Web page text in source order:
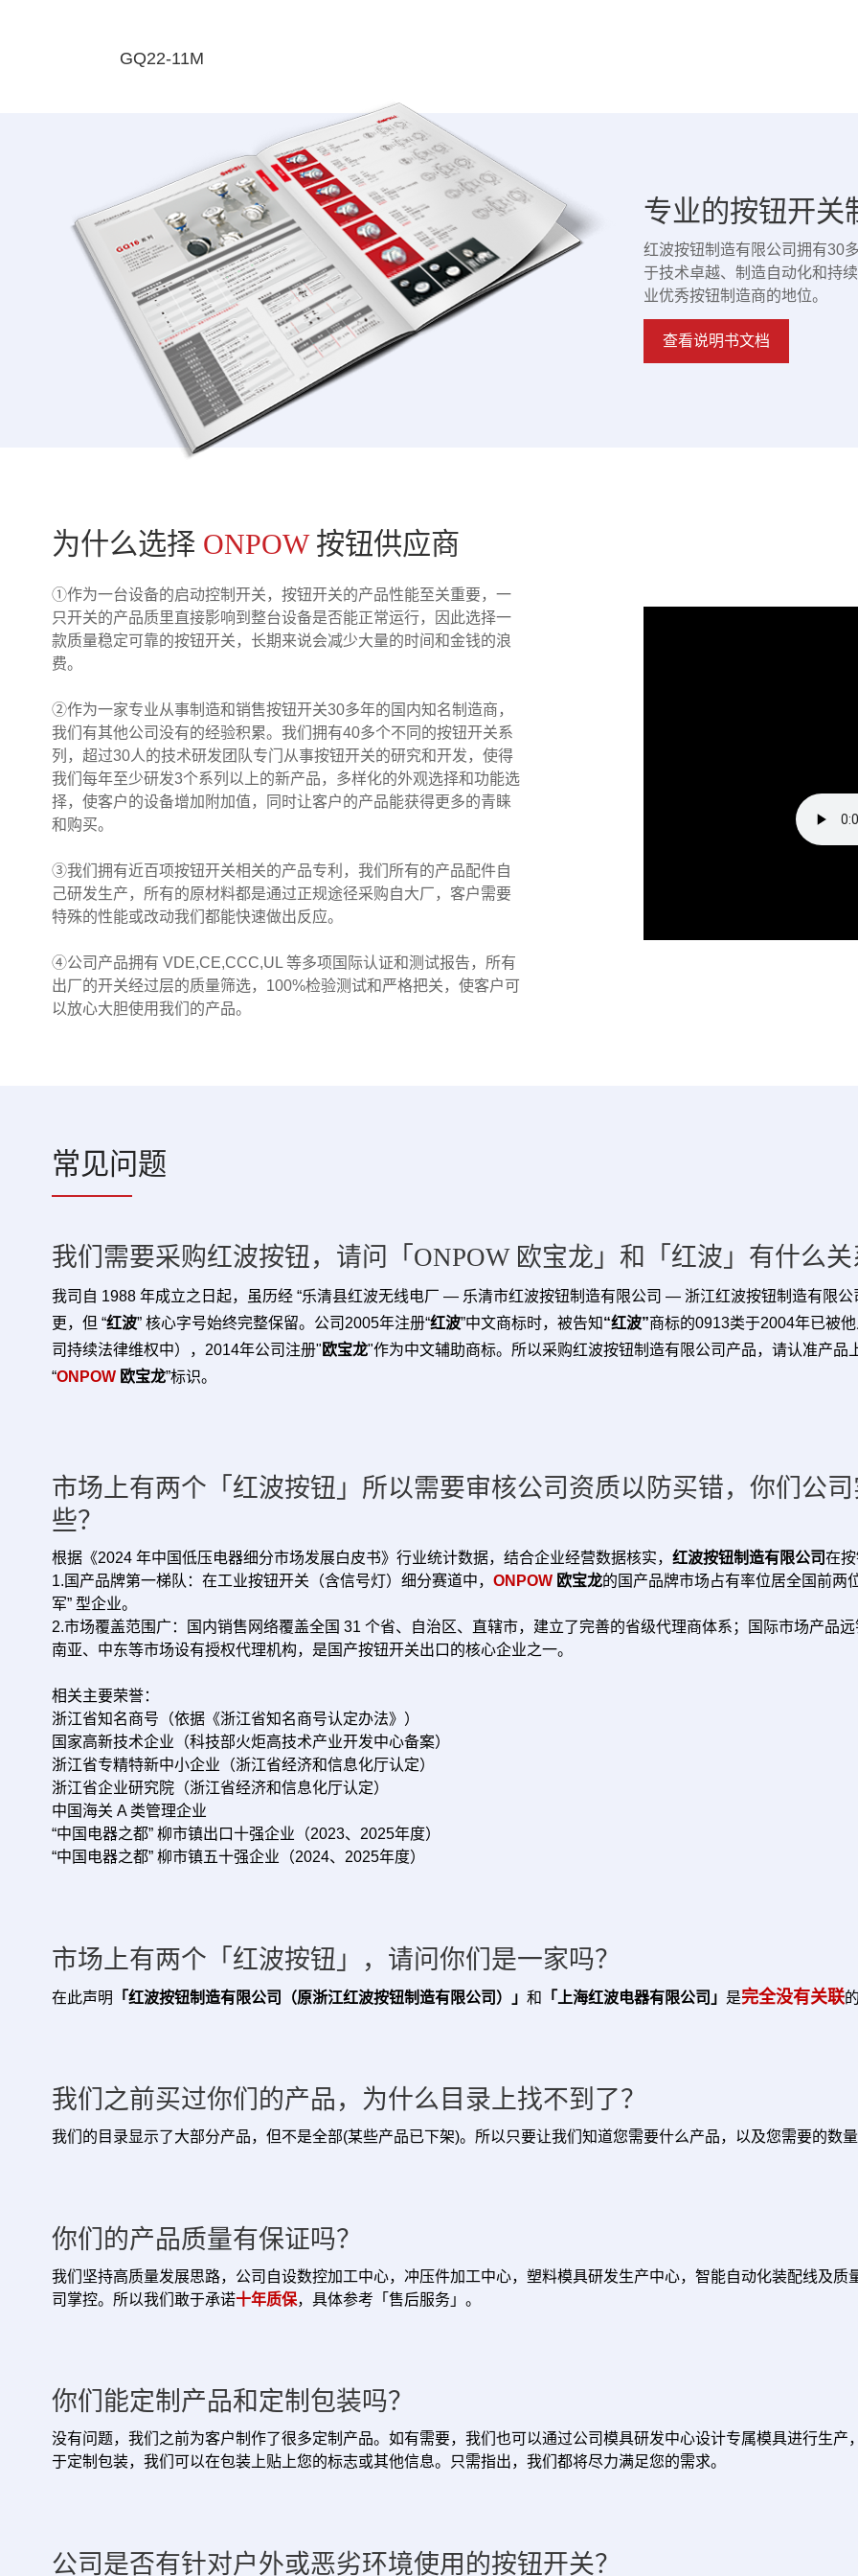
GQ22-11M
专业的按钮开关
红波按钮制造有限公司拥有30
于技术卓越、制造自动化和持
业优秀按钮制造商的地位。
查看说明书文档
为什么选择 ONPOW按钮供应商
①作为一台设备的启动控制开关，按钮开关的产品性能至关重要，一
只开关的产品质里直接影响到整台设备是否能正常运行，因此选择一
款质量稳定可靠的按钮开关，长期来说会减少大量的时间和金钱的浪
费。
②作为一家专业从事制造和销售按钮开关30多年的国内知名制造商，
我们有其他公司没有的经验积累。我们拥有40多个不同的按钮开关系
列，超过30人的技术研发团队专门从事按钮开关的研究和开发，使得
我们每年至少研发3个系列以上的新产品，多样化的外观选择和功能选
择，使客户的设备增加附加值，同时让客户的产品能获得更多的青睐
和购买。
③我们拥有近百项按钮开关相关的产品专利，我们所有的产品配件自
己研发生产，所有的原材料都是通过正规途径采购自大厂，客户需要
特殊的性能或改动我们都能快速做出反应。
④公司产品拥有 VDE,CE,CCC,UL 等多项国际认证和测试报告，所有
出厂的开关经过层的质量筛选，100%检验测试和严格把关，使客户可
以放心大胆使用我们的产品。
常见问题
我们需要采购红波按钮，请问「ONPOW 欧宝龙」和「红波」有什么
我司自 1988 年成立之日起，虽历经 “乐清县红波无线电厂 — 乐清市红波按钮制造有限公司 — 浙江红波按钮制造有限
更，但 “红波” 核心字号始终完整保留。公司2005年注册“红波”中文商标时，被告知“红波”商标的0913类于2004年已被
司持续法律维权中）， 2014年公司注册" 欧宝龙"作为中文辅助商标。所以采购红波按钮制造有限公司产品，请认准产品
“ONPOW欧宝龙”标识。
市场上有两个「红波按钮」所以需要审核公司资质以防买错，你们公
些？
根据《2024 年中国低压电器细分市场发展白皮书》行业统计数据，结合企业经营数据核实， 红波按钮制造有限公司在
1.国产品牌第一梯队：在工业按钮开关（含信号灯）细分赛道中， ONPOW 欧宝龙的国产品牌市场占有率位居全国前两
军” 型企业。
2.市场覆盖范围广：国内销售网络覆盖全国 31 个省、自治区、直辖市，建立了完善的省级代理商体系；国际市场产品
南亚、中东等市场设有授权代理机构，是国产按钮开关出口的核心企业之一。
相关主要荣誉：
浙江省知名商号（依据《浙江省知名商号认定办法》）
国家高新技术企业（科技部火炬高技术产业开发中心备案）
浙江省专精特新中小企业（浙江省经济和信息化厅认定）
浙江省企业研究院（浙江省经济和信息化厅认定）
中国海关 A 类管理企业
“中国电器之都” 柳市镇出口十强企业（2023、2025年度）
“中国电器之都” 柳市镇五十强企业（2024、2025年度）
市场上有两个「红波按钮」，请问你们是一家吗？
在此声明 「红波按钮制造有限公司（原浙江红波按钮制造有限公司）」 和 「上海红波电器有限公司」 是完全没有关联
我们之前买过你们的产品，为什么目录上找不到了？
我们的目录显示了大部分产品，但不是全部(某些产品已下架)。所以只要让我们知道您需要什么产品，以及您需要的数
你们的产品质量有保证吗？
我们坚持高质量发展思路，公司自设数控加工中心，冲压件加工中心，塑料模具研发生产中心，智能自动化装配线及质
司掌控。所以我们敢于承诺十年质保，具体参考「售后服务」。
你们能定制产品和定制包装吗？
没有问题，我们之前为客户制作了很多定制产品。如有需要，我们也可以通过公司模具研发中心设计专属模具进行生产
于定制包装，我们可以在包装上贴上您的标志或其他信息。只需指出，我们都将尽力满足您的需求。
公司是否有针对户外或恶劣环境使用的按钮开关？